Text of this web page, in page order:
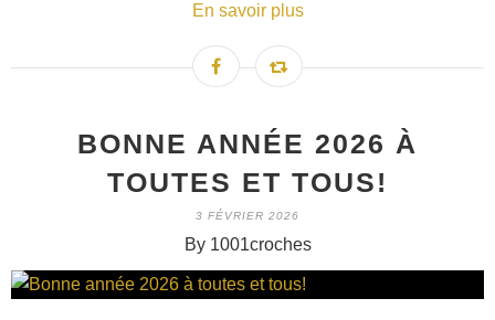
En savoir plus
BONNE ANNÉE 2026 À
TOUTES ET TOUS!
3 FÉVRIER 2026
By 1001croches